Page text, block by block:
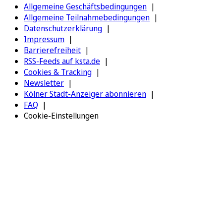
Allgemeine Geschäftsbedingungen
Allgemeine Teilnahmebedingungen
Datenschutzerklärung
Impressum
Barrierefreiheit
RSS-Feeds auf ksta.de
Cookies & Tracking
Newsletter
Kölner Stadt-Anzeiger abonnieren
FAQ
Cookie-Einstellungen